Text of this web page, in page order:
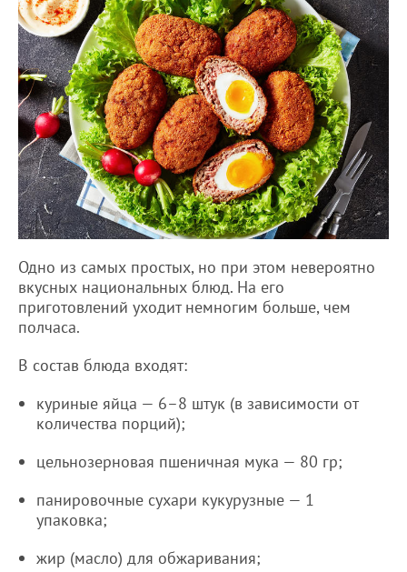
Одно из самых простых, но при этом невероятно
вкусных национальных блюд. На его
приготовлений уходит немногим больше, чем
полчаса.
В состав блюда входят:
куриные яйца — 6–8 штук (в зависимости от
количества порций);
цельнозерновая пшеничная мука — 80 гр;
панировочные сухари кукурузные — 1
упаковка;
жир (масло) для обжаривания;